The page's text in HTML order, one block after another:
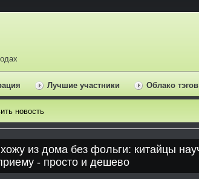
Лучшие участники Облако тэгов
новость